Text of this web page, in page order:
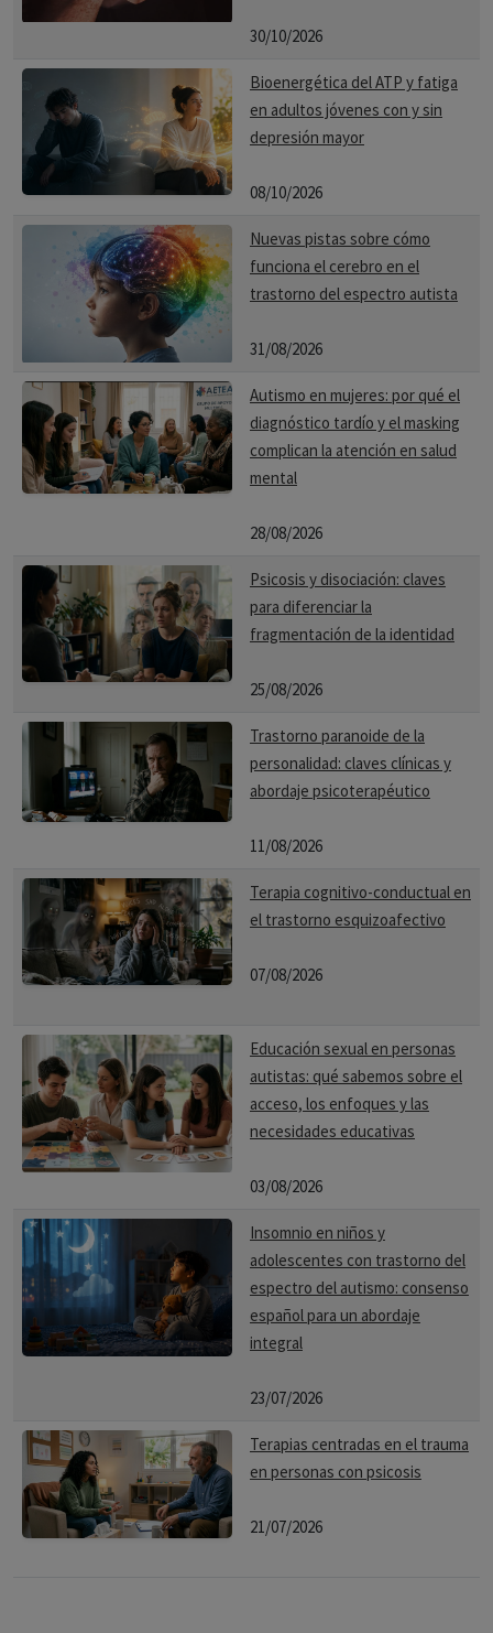
30/10/2026
Bioenergética del ATP y fatiga
en adultos jóvenes con y sin
depresión mayor
08/10/2026
Nuevas pistas sobre cómo
funciona el cerebro en el
trastorno del espectro autista
31/08/2026
Autismo en mujeres: por qué el
diagnóstico tardío y el masking
complican la atención en salud
mental
28/08/2026
Psicosis y disociación: claves
para diferenciar la
fragmentación de la identidad
25/08/2026
Trastorno paranoide de la
personalidad: claves clínicas y
abordaje psicoterapéutico
11/08/2026
Terapia cognitivo-conductual en
el trastorno esquizoafectivo
07/08/2026
Educación sexual en personas
autistas: qué sabemos sobre el
acceso, los enfoques y las
necesidades educativas
03/08/2026
Insomnio en niños y
adolescentes con trastorno del
espectro del autismo: consenso
español para un abordaje
integral
23/07/2026
Terapias centradas en el trauma
en personas con psicosis
21/07/2026